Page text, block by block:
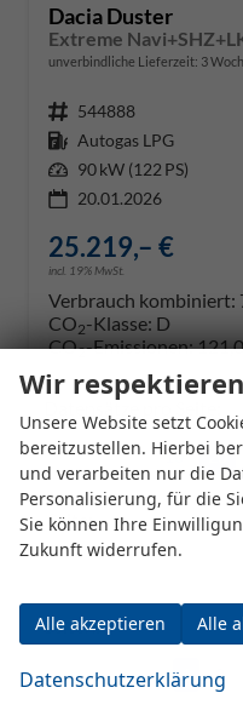
Dacia Duster
Extreme
unverbindliche Lieferzeit: 3
Fahrzeugnr. 544888
Kraftstoff Autogas LPG
Leistung 90 kW (122 PS)
20.01.2026
25.219,– €
incl. 19% MwSt.
Verbrauch kombiniert:
CO2-Klasse: D
CO2-Emissionen:
Datensätze pro Seite:
10 20
Seite:
Seiten:
1 2
Wir
Unsere Website setzt
bereitzustellen. Hierbei
und verarbeiten nur die
Personalisierung, für die
Sie können Ihre
Zukunft widerrufen.
Alle akzeptieren Alle
Datenschutzerklärung